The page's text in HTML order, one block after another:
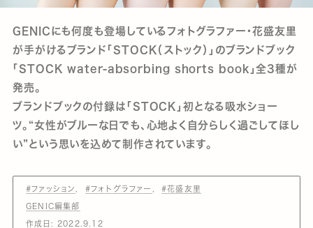
GENICにも何度も登場しているフォトグラファー・花盛友里
が手がけるブランド「STOCK（ストック）」のブランドブック
「STOCK water-absorbing shorts book」全3種が
発売。
ブランドブックの付録は「STOCK」初となる吸水ショー
ツ。“女性がブルーな日でも、心地よく自分らしく過ごしてほし
い”という思いを込めて制作されています。
#ファッション #フォトグラファー #花盛友里
GENIC編集部
作成日: 2022.9.12